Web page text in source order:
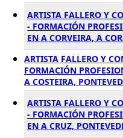
ARTISTA FALLERO Y
- FORMACIÓN
EN A CORVEIRA, A
ARTISTA FALLERO Y
FORMACIÓN
A COSTEIRA,
ARTISTA FALLERO Y
- FORMACIÓN
EN A CRUZ,